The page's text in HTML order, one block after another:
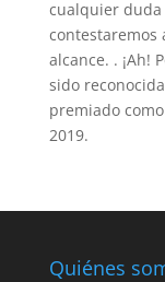
cualquier duda
contestaremos
alcance. . ¡Ah!
sido
premiado
2019.
Quiénes